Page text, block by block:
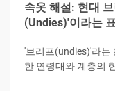
속옷 해설: 현대
(Undies)'이라는
'브리프(undies)'라는
한 연령대와 계층의